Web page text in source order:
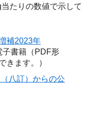
たりの数値で示して
補2023年
子書籍（PDF形
きます。）
八訂）からの公